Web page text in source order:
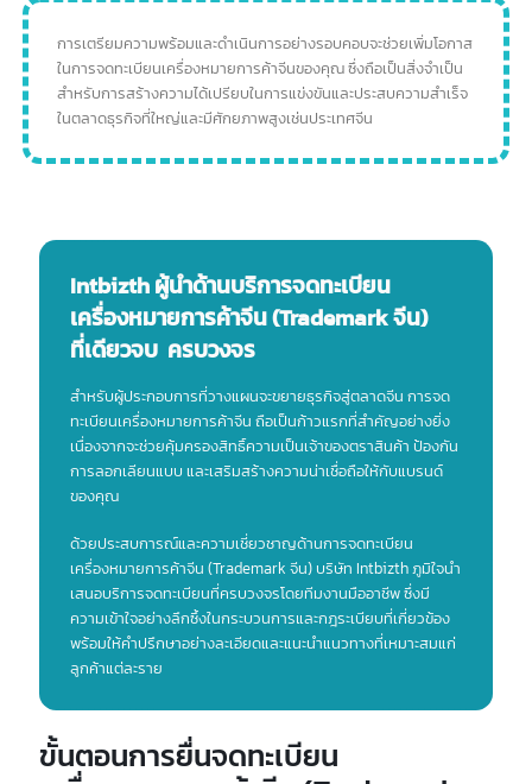
หากเป็นเพียงปัญหาเรื่องรายละเอียดในคำขอไม่ครบถ้วน คุณ
อาจสามารถยื่นคำขออุทธรณ์หรือยื่นคำขอใหม่โดยแก้ไขให้ถูกต้องครบ
ถ้วน แต่หากมีบุคคลอื่นจดทะเบียนเครื่องหมายการค้าที่คล้ายคลึงกันไป
ก่อนแล้ว อาจต้องมีการประนีประนอมหรือดำเนินการทางกฎหมายต่อไป
พิจารณาเปลี่ยนเครื่องหมายการค้าใหม่
เครื่องหมายการค้าอื่นๆ เพื่อให้สามารถจดทะเบียนได้โดยไม่มีปัญหา
ไม่ว่าจะเป็นกรณีใด การมีที่ปรึกษากฎหมายคอยให้คำแนะนำจะช่วยให้คุณ
เข้าใจสถานการณ์และสามารถวางแผนการดำเนินการในขั้นตอนต่อไปได้
อย่างถูกต้องและมีประสิทธิภาพ เพื่อปกป้องสิทธิ์และผลประโยชน์ทาง
การเตรียมความพร้อมและดำเนินการอย่างรอบคอบจะช่วยเพิ่มโอกาส
ในการจดทะเบียนเครื่องหมายการค้าจีนของคุณ ซึ่งถือเป็นสิ่งจำเป็น
สำหรับการสร้างความได้เปรียบในการแข่งขันและประสบความสำเร็จ
ในตลาดธุรกิจที่ใหญ่และมีศักยภาพสูงเช่นประเทศจีน
Intbizth ผู้นำด้านบริการจดทะเบียน
เครื่องหมายการค้าจีน (Trademark จีน)
ที่เดียวจบ ครบวงจร